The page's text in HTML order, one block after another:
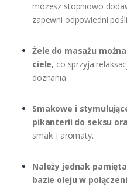
możesz stopniowo
zapewni odpowiedni
Żele do masażu
ciele, co sprzyja
doznania.
Smakowe i
pikanterii do seksu
smaki i aromaty.
Należy jednak
bazie oleju w